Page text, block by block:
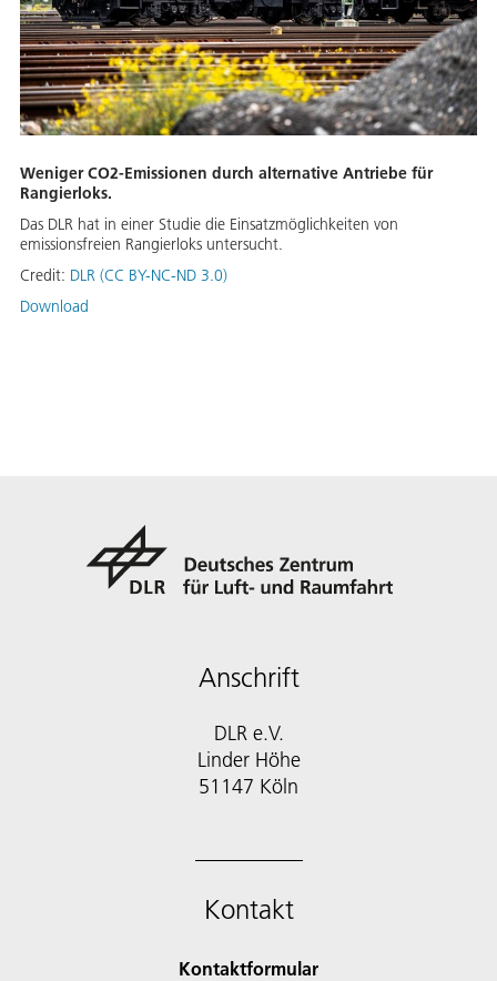
Weniger CO2-Emissionen durch alternative Antriebe für
Rangierloks.
Das DLR hat in einer Studie die Einsatzmöglichkeiten von
emissionsfreien Rangierloks untersucht.
Credit: DLR (CC BY-NC-ND 3.0)
Download
Anschrift
DLR e.V.
Linder Höhe
51147 Köln
Kontakt
Kontaktformular